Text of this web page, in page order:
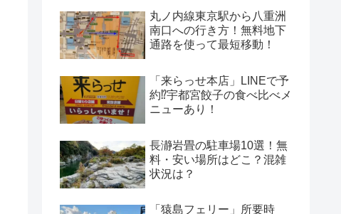
丸ノ内線東京駅から八重洲
南口への行き方！無料地下
通路を使って最短移動！
「来らっせ本店」LINEで予
約⁉宇都宮餃子の食べ比べメ
ニューあり！
長瀞岩畳の駐車場10選！無
料・安い場所はどこ？混雑
状況は？
「猿島フェリー」所要時